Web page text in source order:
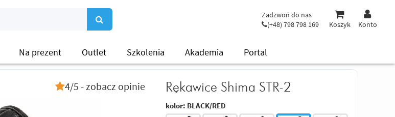
Zadzwoń do nas
(+48) 798 798 169
Koszyk Konto
Na prezent Outlet Szkolenia Akademia Portal
4/5 - zobacz opinie Rękawice Shima STR-2
kolor: BLACK/RED